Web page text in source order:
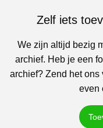
Zelf iets
We zijn altijd bezig
archief. Heb je een
archief? Zend het ons
even